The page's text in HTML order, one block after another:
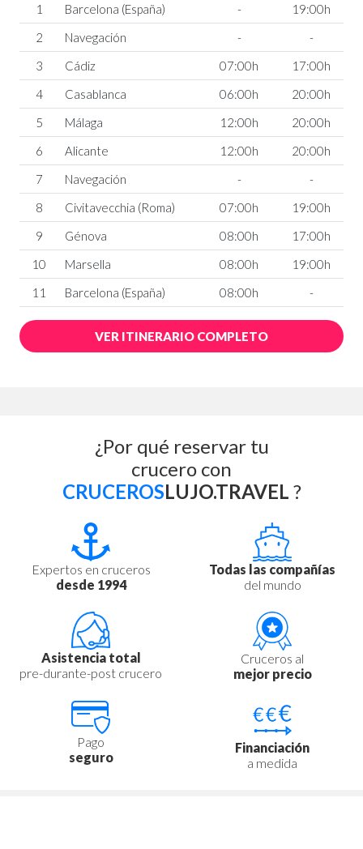
1
Barcelona (España) -
19:00h
2
Navegación -
-
3
Cádiz 07:00h
17:00h
4
Casablanca 06:00h
20:00h
5
Málaga 12:00h
20:00h
6
Alicante 12:00h
20:00h
7
Navegación -
-
8
Civitavecchia (Roma) 07:00h
19:00h
9
Génova 08:00h
17:00h
10
Marsella 08:00h
19:00h
11
Barcelona (España) 08:00h -
VER ITINERARIO COMPLETO
¿Por qué reservar tu
crucero con
CRUCEROSLUJO.TRAVEL ?
Expertos en cruceros
desde 1994
Todas las compañías
del mundo
Asistencia total
pre-durante-post crucero
Cruceros al
mejor precio
Pago
seguro
Financiación
a medida